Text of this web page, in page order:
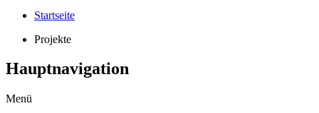
Startseite
Projekte
Hauptnavigation
Menü